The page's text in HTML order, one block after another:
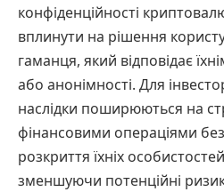
конфіденційності
вплинути на рішення
гаманця, який відповідає
або анонімності. Для
наслідки поширюються на
фінансовими операціями
розкриття їхніх
зменшуючи потенційні